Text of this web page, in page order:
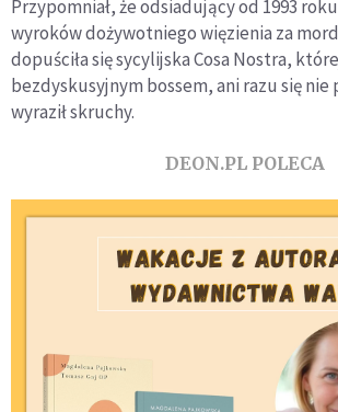
Przypomniał, że odsiadujący od 1993
wyroków dożywotniego więzienia za
dopuściła się sycylijska Cosa Nostra,
bezdyskusyjnym bossem, ani razu się nie
wyraził skruchy.
DEON.PL POLECA